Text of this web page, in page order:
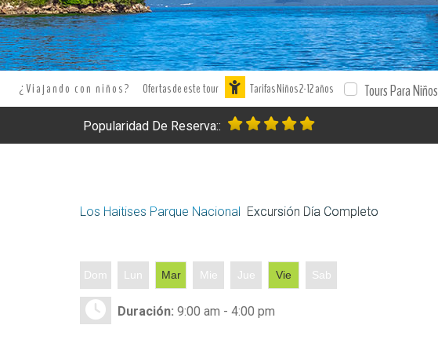
¿Viajando con niños? Ofertas de este tour Tarifas Niños 2-12 años Tours Para Niños
Popularidad De Reserva::
Los Haitises Parque Nacional Excursión Día Completo
Dom Lun Mar Mie Jue Vie Sab
Duración: 9:00 am - 4:00 pm